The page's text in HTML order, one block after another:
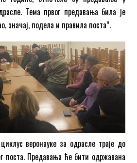
Тема првог предавања била је
значај, подела и правила поста”.
веронауке за одрасле траје до
поста. Предавања ће бити одржавана